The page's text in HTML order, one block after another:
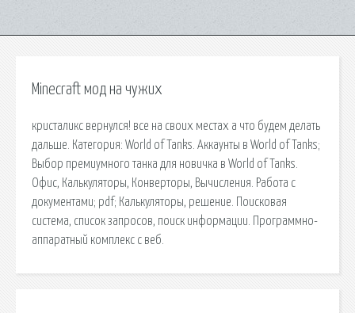
Minecraft мод на чужих
кристаликс вернулся! все на своих местах а что будем делать
дальше. Категория: World of Tanks. Аккаунты в World of Tanks;
Выбор премиумного танка для новичка в World of Tanks.
Офис, Калькуляторы, Конверторы, Вычисления. Работа с
документами; pdf; Калькуляторы, решение. Поисковая
сиcтема, список запросов, поиск информации. Программно-
аппаратный комплекс с веб.